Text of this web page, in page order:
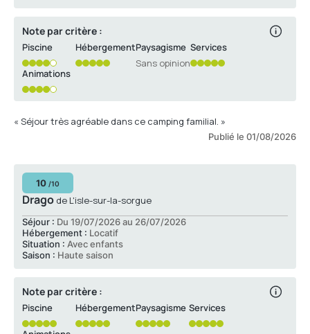
Note par critère :
Piscine Hébergement Paysagisme
Sans opinion
Services
Animations
« Séjour très agréable dans ce camping familial. »
Publié le 01/08/2026
10 /10
Drago de L'isle-sur-la-sorgue
Séjour : Du 19/07/2026 au 26/07/2026
Hébergement : Locatif
Situation : Avec enfants
Saison : Haute saison
Note par critère :
Piscine Hébergement Paysagisme Services